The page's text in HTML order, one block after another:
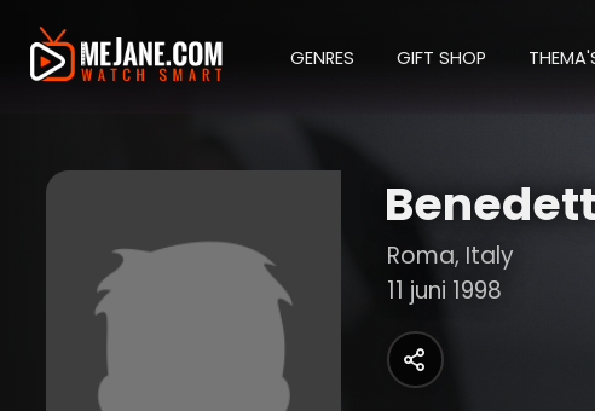
GENRES GIFT SHOP
Roma, Italy
11 juni 1998